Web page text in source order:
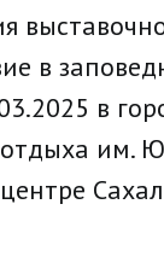
в
в
им.